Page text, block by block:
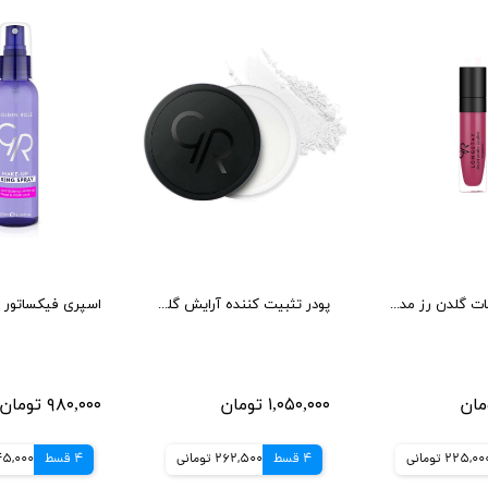
۹۸۰,۰۰۰ تومان
4 قسط 245,000
پودر تثبیت کننده آرایش گلدن رز مدل Long Wear Finishing
۱,۰۵۰,۰۰۰ تومان
4 قسط 262,500 تومانی
رژلب مایع مات گلدن رز مدل Long Stay
تومانی